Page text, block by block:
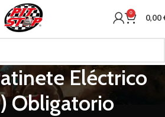
0 0,00
Eléctrico
Obligatorio